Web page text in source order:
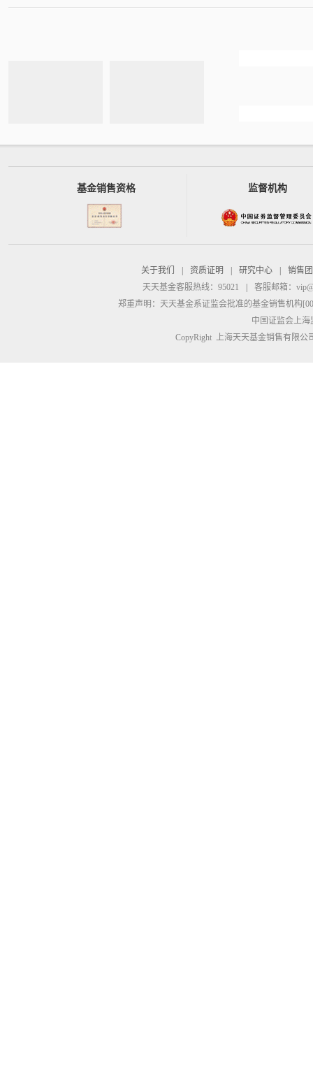
基金销售资格 监督机构
关于我们 资质证明 研究中心
销售
天天基金客服热线：95021
客服邮箱：
郑重声明： 天天基金系证监会批准的基金销售机构
中国证监会上
CopyRight 上海天天基金销售有限